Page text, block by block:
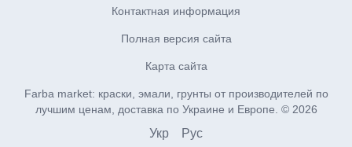
Контактная информация
Полная версия сайта
Карта сайта
Farba market: краски, эмали, грунты от производителей по
лучшим ценам, доставка по Украине и Европе. © 2026
Укр Рус